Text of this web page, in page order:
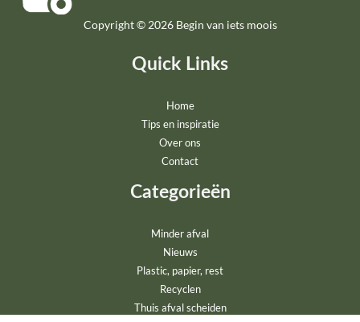
Copyright © 2026 Begin van iets moois
Quick Links
Home
Tips en inspiratie
Over ons
Contact
Categorieën
Minder afval
Nieuws
Plastic, papier, rest
Recyclen
Thuis afval scheiden